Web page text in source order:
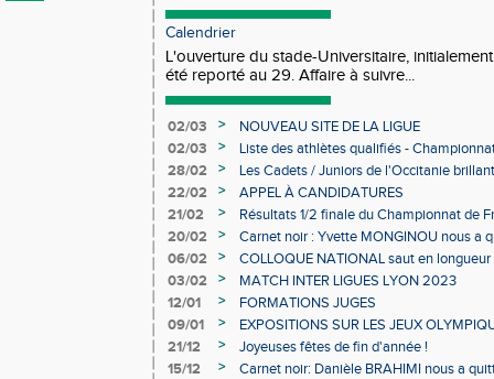
Calendrier
L'ouverture du stade-Universitaire,
été reporté au 29. Affaire à suivre...
02/03 >
NOUVEAU SITE DE LA LIGUE
02/03
>
Liste des athlètes qualifiés -
Individuels en salle
28/02 >
Les Cadets / Juniors de l'Occitanie
22/02
>
APPEL À CANDIDATURES
21/02
>
Résultats 1/2 finale du Championnat de
20/02
>
Carnet noir : Yvette MONGINOU nous a
06/02
>
COLLOQUE NATIONAL saut en
03/02
>
MATCH INTER LIGUES LYON 2023
12/01
>
FORMATIONS JUGES
09/01
>
EXPOSITIONS SUR LES JEUX
21/12
>
Joyeuses fêtes de fin d'année !
15/12
>
Carnet noir: Danièle BRAHIMI nous a